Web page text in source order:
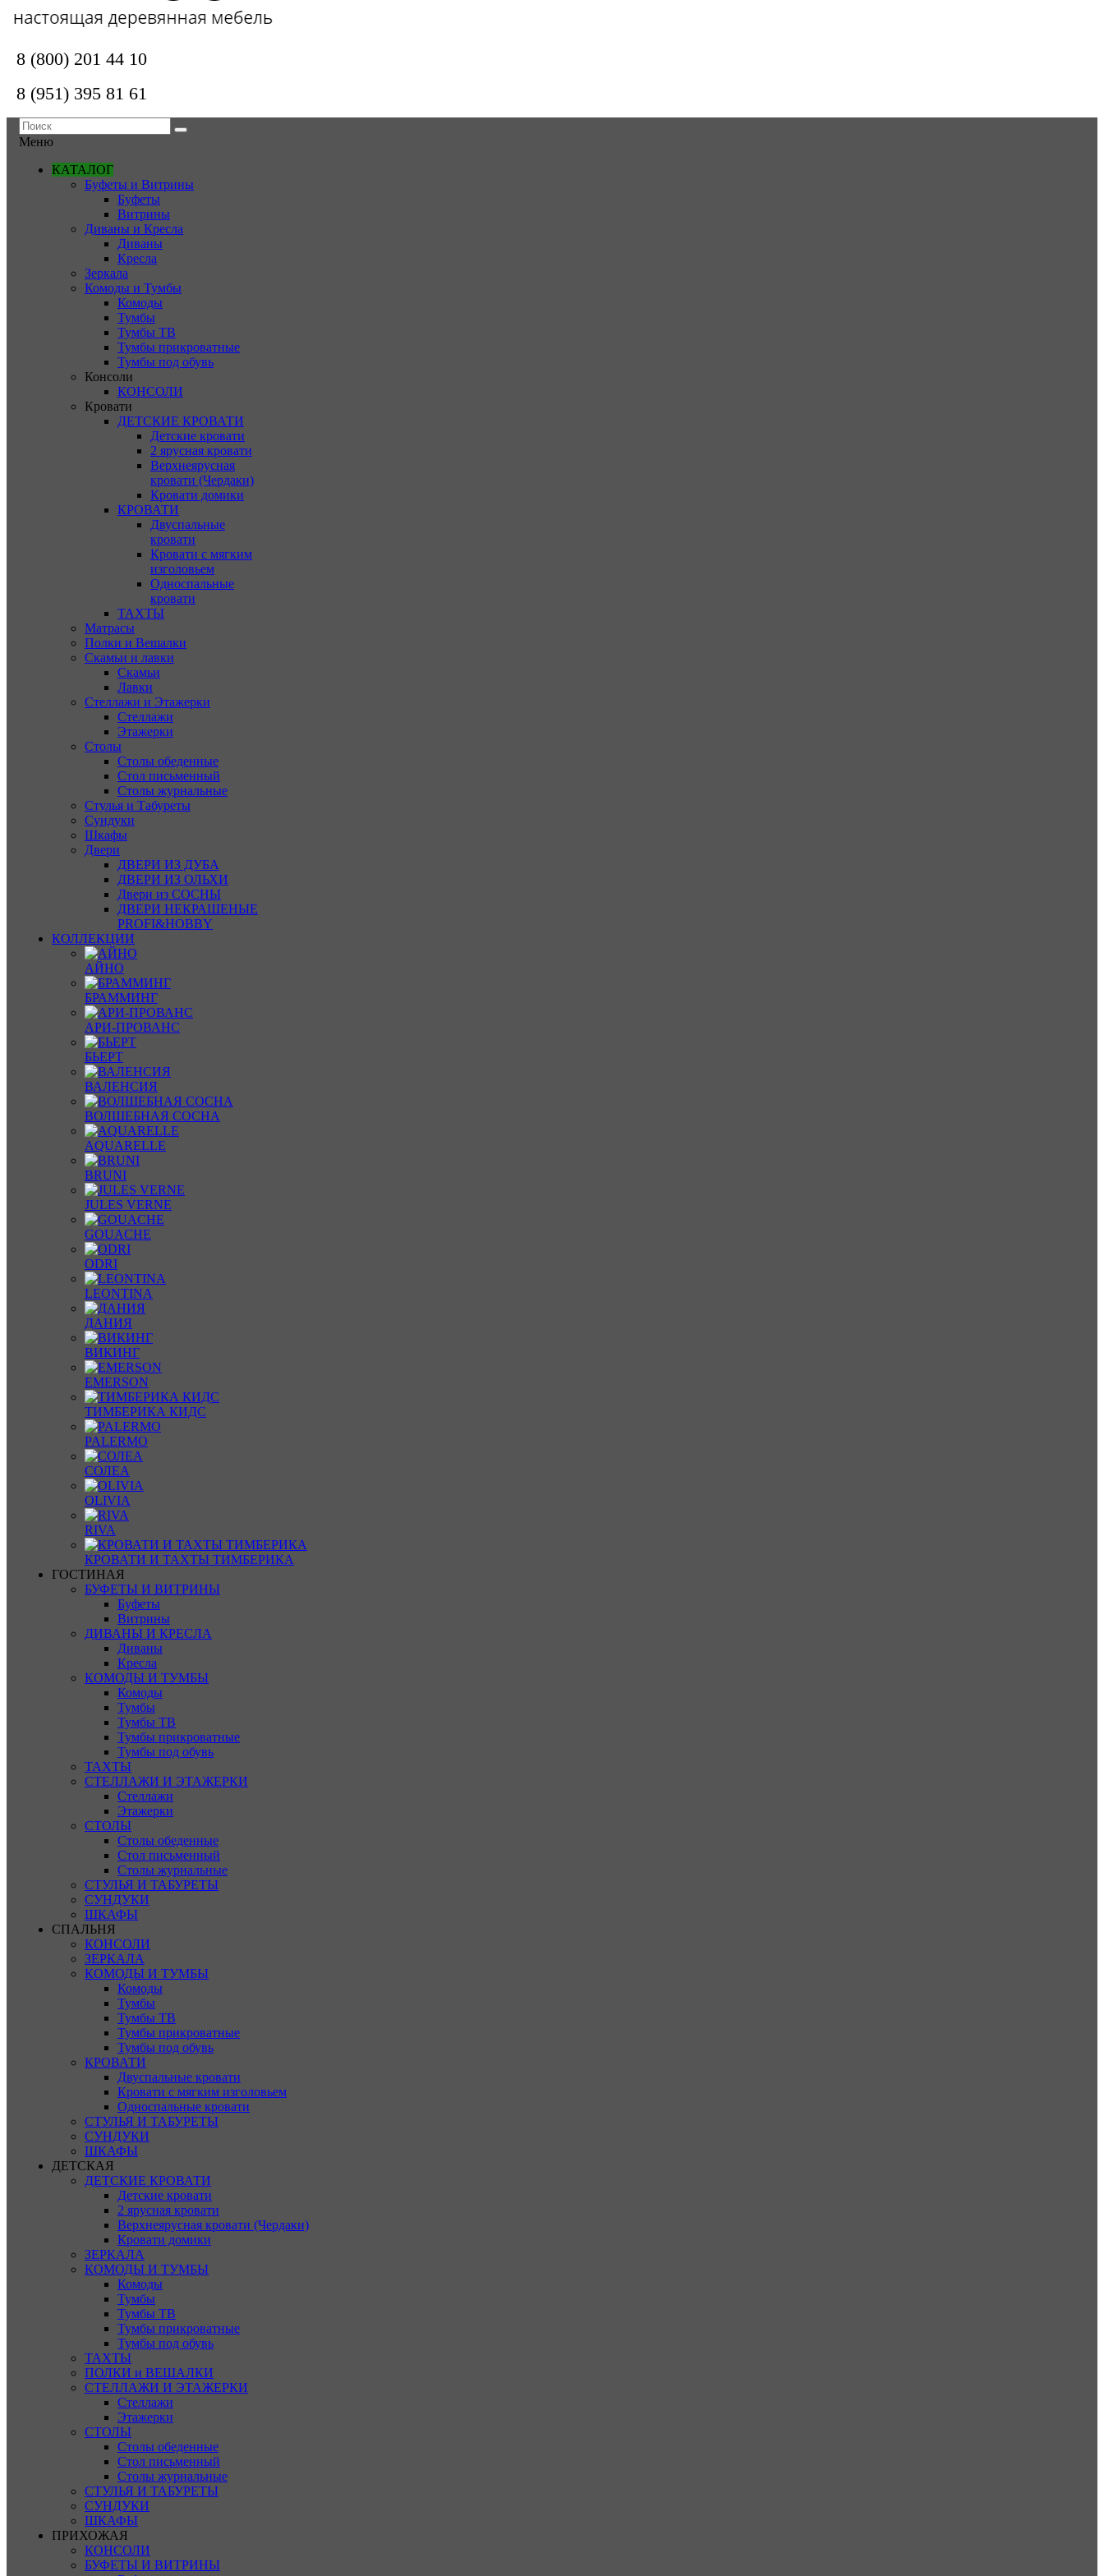
8 (800) 201 44 10
8 (951) 395 81 61
Меню
КАТАЛОГ
Буфеты и Витрины
Буфеты
Витрины
Диваны и Кресла
Диваны
Кресла
Зеркала
Комоды и Тумбы
Комоды
Тумбы
Тумбы ТВ
Тумбы прикроватные
Тумбы под обувь
Консоли
КОНСОЛИ
Кровати
ДЕТСКИЕ КРОВАТИ
Детские кровати
2 ярусная кровати
Верхнеярусная
кровати (Чердаки)
Кровати домики
КРОВАТИ
Двуспальные
кровати
Кровати с мягким
изголовьем
Односпальные
кровати
ТАХТЫ
Матрасы
Полки и Вешалки
Скамьи и лавки
Скамьи
Лавки
Стеллажи и Этажерки
Стеллажи
Этажерки
Столы
Столы обеденные
Стол письменный
Столы журнальные
Стулья и Табуреты
Сундуки
Шкафы
Двери
ДВЕРИ ИЗ ДУБА
ДВЕРИ ИЗ ОЛЬХИ
Двери из СОСНЫ
ДВЕРИ НЕКРАШЕНЫЕ
PROFI&HOBBY
КОЛЛЕКЦИИ
АЙНО
БРАММИНГ
АРИ-ПРОВАНС
БЬЕРТ
ВАЛЕНСИЯ
ВОЛШЕБНАЯ СОСНА
AQUARELLE
BRUNI
JULES VERNE
GOUACHE
ODRI
LEONTINA
ДАНИЯ
ВИКИНГ
EMERSON
ТИМБЕРИКА КИДС
PALERMO
СОЛЕА
OLIVIA
RIVA
КРОВАТИ И ТАХТЫ ТИМБЕРИКА
ГОСТИНАЯ
БУФЕТЫ И ВИТРИНЫ
Буфеты
Витрины
ДИВАНЫ И КРЕСЛА
Диваны
Кресла
КОМОДЫ И ТУМБЫ
Комоды
Тумбы
Тумбы ТВ
Тумбы прикроватные
Тумбы под обувь
ТАХТЫ
СТЕЛЛАЖИ И ЭТАЖЕРКИ
Стеллажи
Этажерки
СТОЛЫ
Столы обеденные
Стол письменный
Столы журнальные
СТУЛЬЯ И ТАБУРЕТЫ
СУНДУКИ
ШКАФЫ
СПАЛЬНЯ
КОНСОЛИ
ЗЕРКАЛА
КОМОДЫ И ТУМБЫ
Комоды
Тумбы
Тумбы ТВ
Тумбы прикроватные
Тумбы под обувь
КРОВАТИ
Двуспальные кровати
Кровати с мягким изголовьем
Односпальные кровати
СТУЛЬЯ И ТАБУРЕТЫ
СУНДУКИ
ШКАФЫ
ДЕТСКАЯ
ДЕТСКИЕ КРОВАТИ
Детские кровати
2 ярусная кровати
Верхнеярусная кровати (Чердаки)
Кровати домики
ЗЕРКАЛА
КОМОДЫ И ТУМБЫ
Комоды
Тумбы
Тумбы ТВ
Тумбы прикроватные
Тумбы под обувь
ТАХТЫ
ПОЛКИ и ВЕШАЛКИ
СТЕЛЛАЖИ И ЭТАЖЕРКИ
Стеллажи
Этажерки
СТОЛЫ
Столы обеденные
Стол письменный
Столы журнальные
СТУЛЬЯ И ТАБУРЕТЫ
СУНДУКИ
ШКАФЫ
ПРИХОЖАЯ
КОНСОЛИ
БУФЕТЫ И ВИТРИНЫ